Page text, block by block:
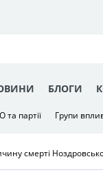
БЛОГИ
та партії Групи
смерті